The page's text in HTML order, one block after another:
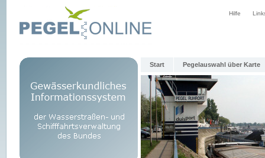
Hilfe
Start Pegelauswahl über Karte